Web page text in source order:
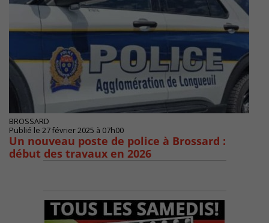
BROSSARD
Publié le 27 février 2025 à 07h00
Un nouveau poste de police à Brossard :
début des travaux en 2026